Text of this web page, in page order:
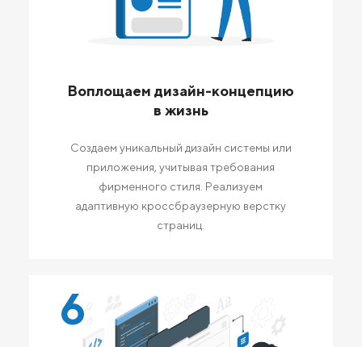
Воплощаем дизайн-концепцию
в жизнь
Создаем уникальный дизайн системы или
приложения, учитывая требования
фирменного стиля. Реализуем
адаптивную кроссбраузерную верстку
страниц.
6